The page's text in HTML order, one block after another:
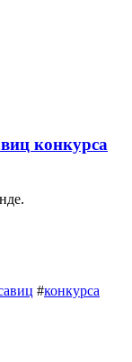
конкурса
#конкурса